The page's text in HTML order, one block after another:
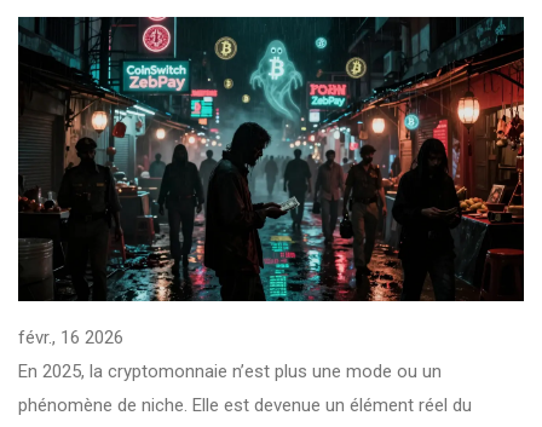
févr., 16 2026
En 2025, la cryptomonnaie n’est plus une mode ou un
phénomène de niche. Elle est devenue un élément réel du